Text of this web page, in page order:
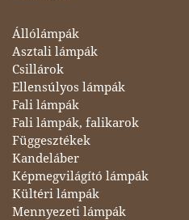
Állólámpák
Asztali lámpák
Csillárok
Ellensúlyos lámpák
Fali lámpák
Fali lámpák, falikarok
Függesztékek
Kandeláber
Képmegvilágító lámpák
Kültéri lámpák
Mennyezeti lámpák